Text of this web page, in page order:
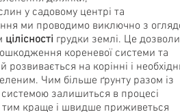
у садовому центрі та
ми проводимо виключно з
цілісності грудки землі. Це
кореневої системи та
розвивається на корінні і
Чим більше ґрунту разом із
залишиться в процесі
тим краще і швидше приживеться